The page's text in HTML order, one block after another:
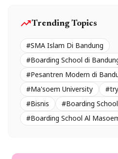
trending_upTrending Topics
#SMA Islam Di Bandung
#Boarding School di
#Pesantren Modern di
#Ma'soem University
#Bisnis
#Boarding
#Boarding School Al